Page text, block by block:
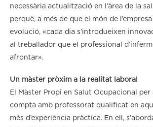
necessària actualització en l’àrea de la
perquè, a més de que el món de
evolució, «cada dia s’introdueixen
al treballador que el professional
afrontar».
Un màster pròxim a la realitat laboral
El Màster Propi en Salut Ocupacional per
compta amb professorat qualificat en
més d’experiència pràctica. En ell,